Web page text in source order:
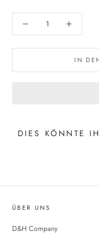
IN
DIES KÖNNTE
ÜBER UNS
D&H Company